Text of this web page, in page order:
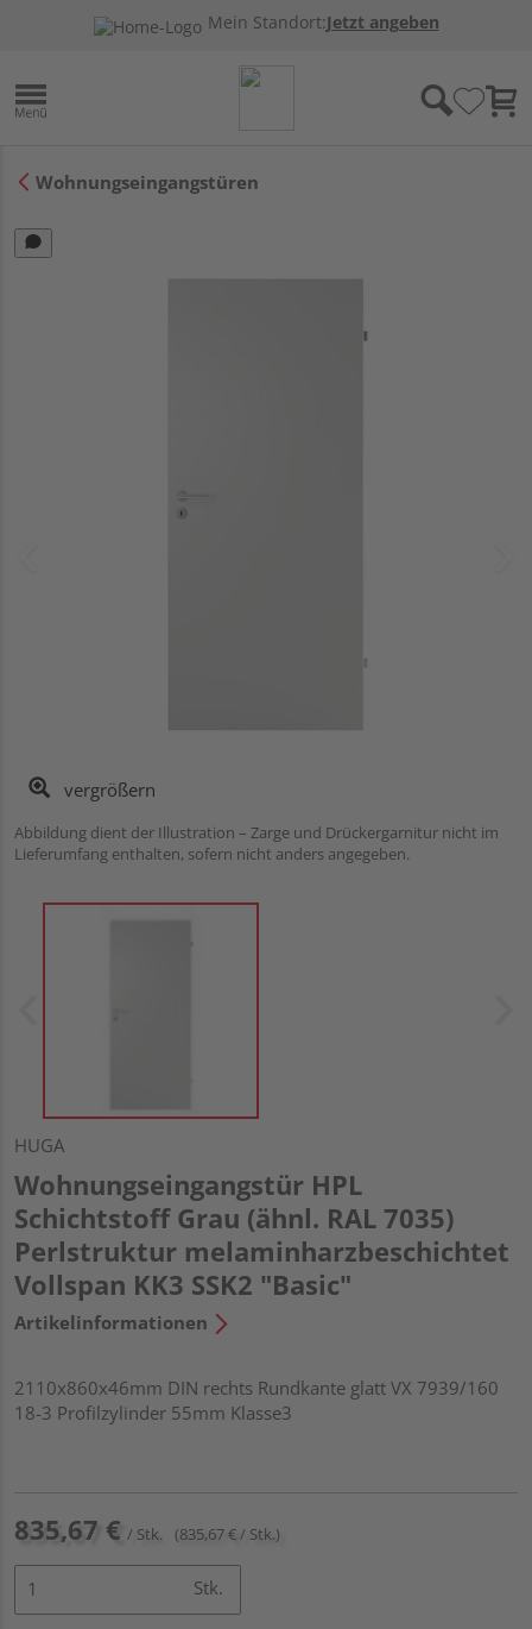
Mein Standort:Jetzt angeben
Wohnungseingangstüren
vergrößern
Abbildung dient der Illustration – Zarge und Drückergarnitur nicht im
Lieferumfang enthalten, sofern nicht anders angegeben.
HUGA
Wohnungseingangstür HPL
Schichtstoff Grau (ähnl. RAL 7035)
Perlstruktur melaminharzbeschichtet
Vollspan KK3 SSK2 "Basic"
Artikelinformationen
2110x860x46mm DIN rechts Rundkante glatt VX 7939/160
18-3 Profilzylinder 55mm Klasse3
835,67 € / Stk. (835,67 € / Stk.)
Stk.